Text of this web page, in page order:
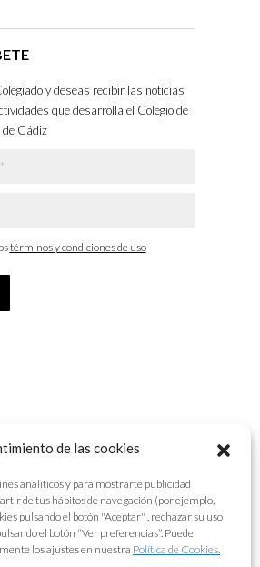
de las cookies
analíticos y para mostrarte publicidad
de tus hábitos de navegación (por ejemplo,
pulsando el botón "Aceptar" , rechazar su uso
el botón “Ver preferencias”. Puede
los ajustes en nuestra Política de Cookies.
y deseas recibir las noticias
que desarrolla el Colegio de
Cádiz
términos y condiciones de uso